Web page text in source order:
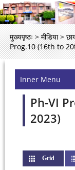
मुख्यपृष्ठः > मीडिया >
Prog.10 (16th to
Inner Menu
Ph-VI
2023)
Grid (active